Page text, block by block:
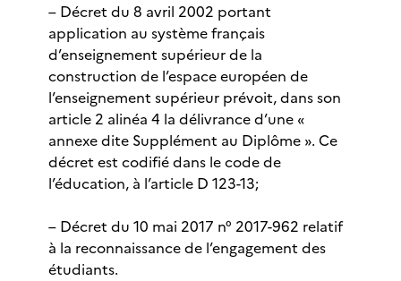
– Décret du 8 avril 2002 portant
application au système français
d’enseignement supérieur de la
construction de l’espace européen de
l’enseignement supérieur prévoit, dans son
article 2 alinéa 4 la délivrance d’une «
annexe dite Supplément au Diplôme ». Ce
décret est codifié dans le code de
l’éducation, à l’article D 123-13;
– Décret du 10 mai 2017 n° 2017-962 relatif
à la reconnaissance de l’engagement des
étudiants.